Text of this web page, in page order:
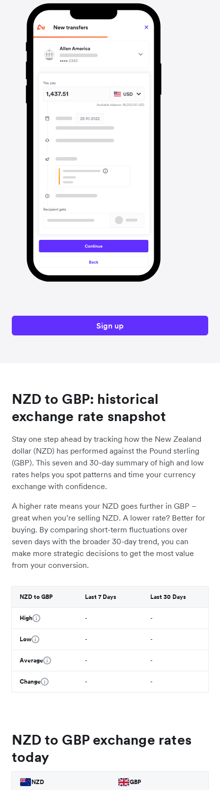
Sign up
NZD to GBP: historical
exchange rate snapshot
Stay one step ahead by tracking how the New Zealand
dollar (NZD) has performed against the Pound sterling
(GBP). This seven and 30-day summary of high and low
rates helps you spot patterns and time your currency
exchange with confidence.
A higher rate means your NZD goes further in GBP –
great when you’re selling NZD. A lower rate? Better for
buying. By comparing short-term fluctuations over
seven days with the broader 30-day trend, you can
make more strategic decisions to get the most value
from your conversion.
NZD to GBP Last 7 Days Last 30 Days
High - -
Low - -
Average - -
Change - -
NZD to GBP exchange rates
today
NZD GBP